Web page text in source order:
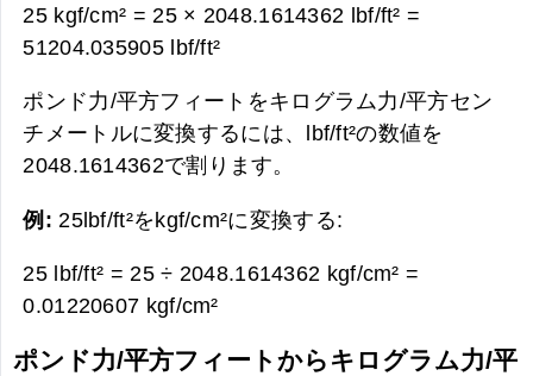
25 kgf/cm² = 25 × 2048.1614362 lbf/ft² =
51204.035905 lbf/ft²
ポンド力/平方フィートをキログラム力/平方セン
チメートルに変換するには、lbf/ft²の数値を
2048.1614362で割ります。
例: 25lbf/ft²をkgf/cm²に変換する:
25 lbf/ft² = 25 ÷ 2048.1614362 kgf/cm² =
0.01220607 kgf/cm²
ポンド力/平方フィートからキログラム力/平